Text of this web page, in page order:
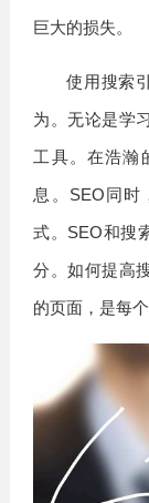
巨大的损失。
使用搜索
为。无论是学
工具。在浩瀚
息。SEO同时
式。SEO和搜
分。如何提高
的页面，是每